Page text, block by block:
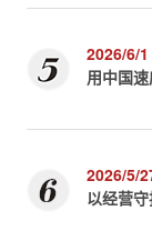
2026/6/1
用中国
2026/5/
以经营